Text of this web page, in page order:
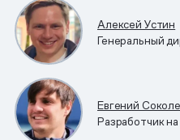
Алексей Устин
Генеральный
Евгений
Разработчик